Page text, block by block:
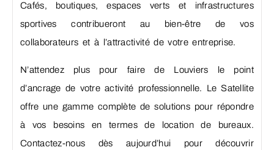
Cafés, boutiques, espaces verts et infrastructures
sportives contribueront au bien-être de vos
collaborateurs et à l’attractivité de votre entreprise.
N’attendez plus pour faire de Louviers le point
d’ancrage de votre activité professionnelle. Le Satellite
offre une gamme complète de solutions pour répondre
à vos besoins en termes de location de bureaux.
Contactez-nous dès aujourd’hui pour découvrir